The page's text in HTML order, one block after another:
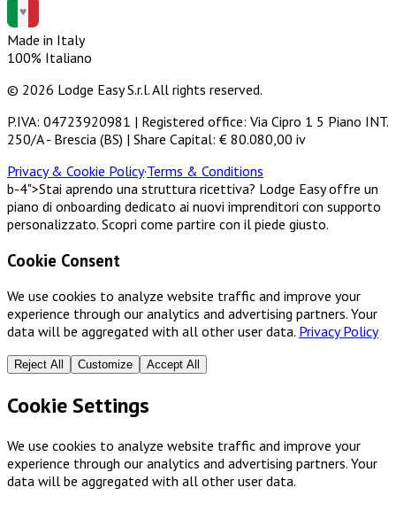
Made in Italy
100% Italiano
© 2026 Lodge Easy S.r.l. All rights reserved.
P.IVA: 04723920981 | Registered office: Via Cipro 1 5 Piano INT.
250/A - Brescia (BS) | Share Capital: € 80.080,00 iv
Privacy & Cookie Policy·Terms & Conditions
b-4">Stai aprendo una struttura ricettiva? Lodge Easy offre un
piano di onboarding dedicato ai nuovi imprenditori con supporto
personalizzato. Scopri come partire con il piede giusto.
Cookie Consent
We use cookies to analyze website traffic and improve your
experience through our analytics and advertising partners. Your
data will be aggregated with all other user data. Privacy Policy
Reject All Customize Accept All
Cookie Settings
We use cookies to analyze website traffic and improve your
experience through our analytics and advertising partners. Your
data will be aggregated with all other user data.